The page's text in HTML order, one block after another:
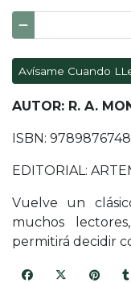
Avísame Cuando
AUTOR: R. A.
ISBN:
EDITORIAL:
Vuelve un
muchos
permitirá decidir